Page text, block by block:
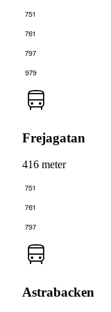
751
761
797
979
Frejagatan
416 meter
751
761
797
Astrabacken